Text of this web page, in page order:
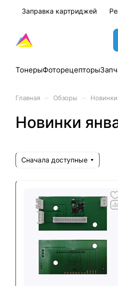
Заправка картриджей
ТонерыФоторецепторы
Главная Обзоры Новинки
Новинки
Сначала доступные